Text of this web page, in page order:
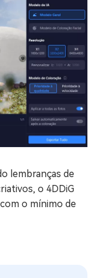
lembranças de
o 4DDiG
o mínimo de